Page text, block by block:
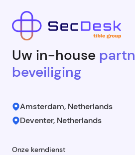
Uw in-house
beveiliging
Amsterdam, Netherlands
Deventer, Netherlands
Onze kerndienst